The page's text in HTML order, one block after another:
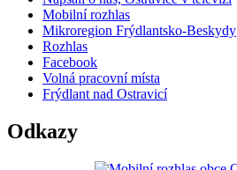
Mobilní rozhlas
Mikroregion Frýdlantsko-Beskydy
Rozhlas
Facebook
Volná pracovní místa
Frýdlant nad Ostravicí
Odkazy